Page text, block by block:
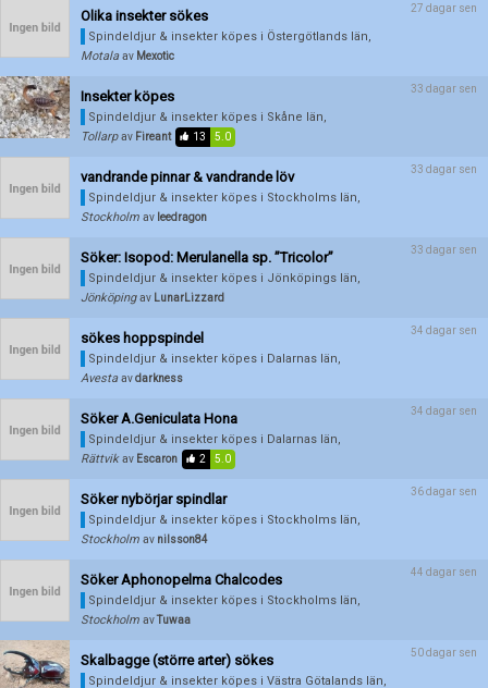
Olika insekter sökes
Spindeldjur & insekter köpes i Östergötlands län,
Motala av Mexotic
27 dagar sen
Insekter köpes
Spindeldjur & insekter köpes i Skåne län,
Tollarp av Fireant 13 5.0
33 dagar sen
vandrande pinnar & vandrande löv
Spindeldjur & insekter köpes i Stockholms län,
Stockholm av leedragon
33 dagar sen
Söker: Isopod: Merulanella sp. ”Tricolor”
Spindeldjur & insekter köpes i Jönköpings län,
Jönköping av LunarLizzard
33 dagar sen
sökes hoppspindel
Spindeldjur & insekter köpes i Dalarnas län,
Avesta avdarkness
34 dagar sen
Söker A.Geniculata Hona
Spindeldjur & insekter köpes i Dalarnas län,
Rättvik av Escaron 2 5.0
34 dagar sen
Söker nybörjar spindlar
Spindeldjur & insekter köpes i Stockholms län,
Stockholm av nilsson84
36 dagar sen
Söker Aphonopelma Chalcodes
Spindeldjur & insekter köpes i Stockholms län,
Stockholm avTuwaa
44 dagar sen
Skalbagge (större arter) sökes
Spindeldjur & insekter köpes i Västra Götalands län,
50 dagar sen